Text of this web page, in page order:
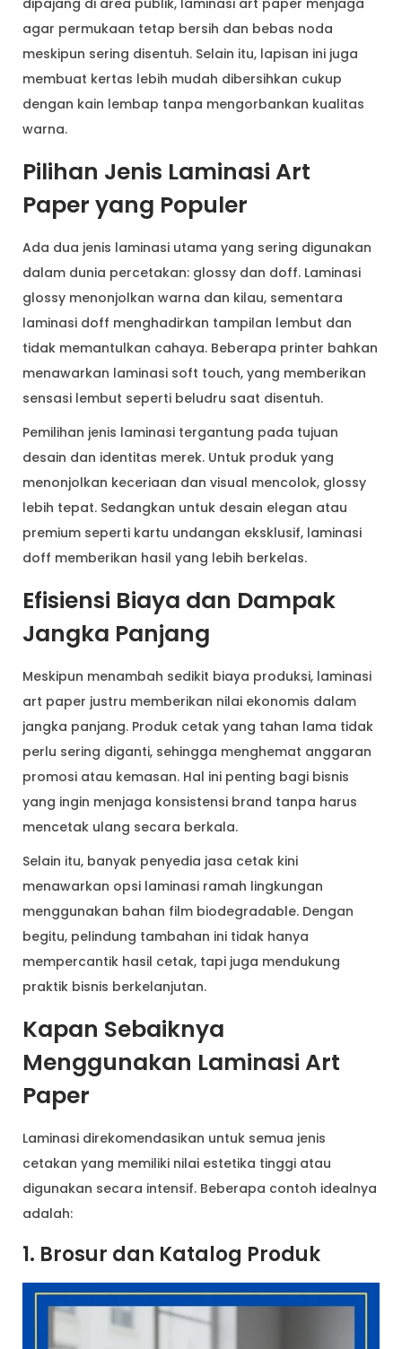
dipajang di area publik, laminasi art paper menjaga
agar permukaan tetap bersih dan bebas noda
meskipun sering disentuh. Selain itu, lapisan ini juga
membuat kertas lebih mudah dibersihkan cukup
dengan kain lembap tanpa mengorbankan kualitas
warna.
Pilihan Jenis Laminasi Art
Paper yang Populer
Ada dua jenis laminasi utama yang sering digunakan
dalam dunia percetakan: glossy dan doff. Laminasi
glossy menonjolkan warna dan kilau, sementara
laminasi doff menghadirkan tampilan lembut dan
tidak memantulkan cahaya. Beberapa printer bahkan
menawarkan laminasi soft touch, yang memberikan
sensasi lembut seperti beludru saat disentuh.
Pemilihan jenis laminasi tergantung pada tujuan
desain dan identitas merek. Untuk produk yang
menonjolkan keceriaan dan visual mencolok, glossy
lebih tepat. Sedangkan untuk desain elegan atau
premium seperti kartu undangan eksklusif, laminasi
doff memberikan hasil yang lebih berkelas.
Efisiensi Biaya dan Dampak
Jangka Panjang
Meskipun menambah sedikit biaya produksi, laminasi
art paper justru memberikan nilai ekonomis dalam
jangka panjang. Produk cetak yang tahan lama tidak
perlu sering diganti, sehingga menghemat anggaran
promosi atau kemasan. Hal ini penting bagi bisnis
yang ingin menjaga konsistensi brand tanpa harus
mencetak ulang secara berkala.
Selain itu, banyak penyedia jasa cetak kini
menawarkan opsi laminasi ramah lingkungan
menggunakan bahan film biodegradable. Dengan
begitu, pelindung tambahan ini tidak hanya
mempercantik hasil cetak, tapi juga mendukung
praktik bisnis berkelanjutan.
Kapan Sebaiknya
Menggunakan Laminasi Art
Paper
Laminasi direkomendasikan untuk semua jenis
cetakan yang memiliki nilai estetika tinggi atau
digunakan secara intensif. Beberapa contoh idealnya
adalah:
1. Brosur dan Katalog Produk